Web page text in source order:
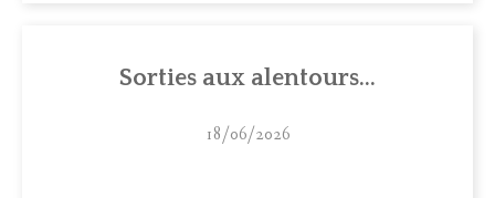
Sorties aux alentours...
18/06/2026